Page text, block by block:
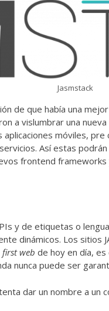
Jasmstack
de que había una
a vislumbrar una
móviles,
Así estas
frontend
y de etiquetas o
dinámicos. Los sitios
web de hoy en día,
nunca puede ser
dar un nombre a